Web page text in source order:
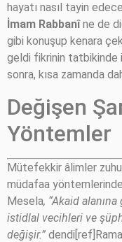
hayatı nasıl tayin
İmam Rabbanîne de
gibi konuşup kenara
geldi fikrinin tatbikinde
sonra, kısa zamanda
Değişen
Yöntemler
Mütefekkir âlimler
müdafaa
Mesela, “Akaid
istidlal vecihleri ve
değişir.”